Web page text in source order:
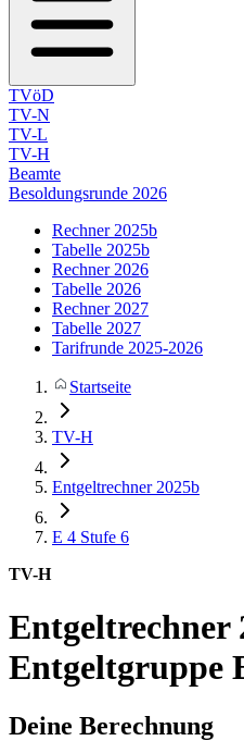
TVöD
TV-N
TV-L
TV-H
Beamte
Besoldungsrunde 2026
Rechner 2025b
Tabelle 2025b
Rechner 2026
Tabelle 2026
Rechner 2027
Tabelle 2027
Tarifrunde 2025-2026
Startseite
TV-H
Entgeltrechner 2025b
E 4 Stufe 6
TV-H
Entgeltrechner
Entgeltgruppe
Deine Berechnung